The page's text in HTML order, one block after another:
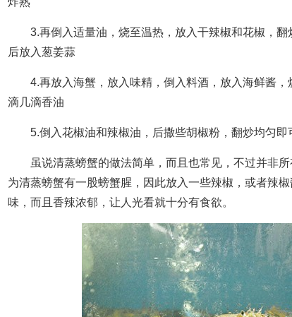
3.再倒入适量油，烧至温热，放入干辣椒和花椒，翻
后放入葱姜蒜
4.再放入海蟹，放入味精，倒入料酒，放入海鲜酱，
滴几滴香油
5.倒入花椒油和辣椒油，后撒些胡椒粉，翻炒均匀即
虽说清蒸螃蟹的做法简单，而且也常见，不过并非所
为清蒸螃蟹有一股螃蟹腥，因此放入一些辣椒，或者辣
味，而且香辣浓郁，让人光看就十分有食欲。